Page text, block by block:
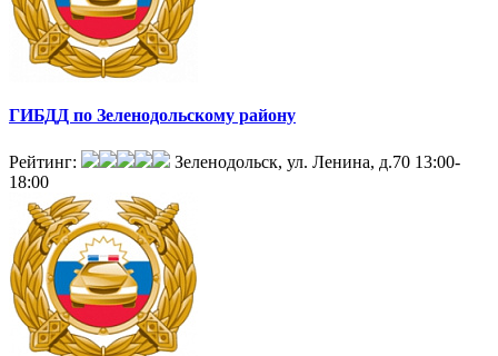
ГИБДД по Зеленодольскому району
Рейтинг: Зеленодольск, ул. Ленина, д.70 13:00-
18:00